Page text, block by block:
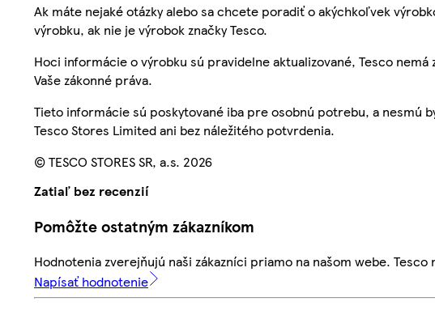
Ak máte nejaké otázky alebo sa chcete poradiť o akýchkoľvek
výrobku, ak nie je výrobok značky Tesco.
Hoci informácie o výrobku sú pravidelne aktualizované, Tesco
Vaše zákonné práva.
Tieto informácie sú poskytované iba pre osobnú potrebu, a nesmú
Tesco Stores Limited ani bez náležitého potvrdenia.
© TESCO STORES SR, a.s. 2026
Zatiaľ bez recenzií
Pomôžte ostatným zákazníkom
Hodnotenia zverejňujú naši zákazníci priamo na našom webe.
Napísať hodnotenie